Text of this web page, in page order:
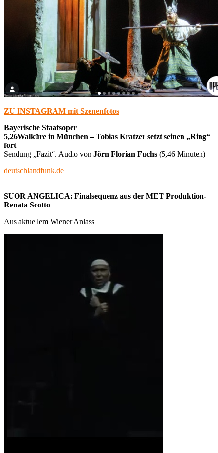
ZU INSTAGRAM mit Szenenfotos
Bayerische Staatsoper
5,26Walküre in München – Tobias Kratzer setzt seinen „Ring“
fort
Sendung „Fazit“. Audio von Jörn Florian Fuchs (5,46 Minuten)
deutschlandfunk.de
SUOR ANGELICA: Finalsequenz aus der MET Produktion-
Renata Scotto
Aus aktuellem Wiener Anlass